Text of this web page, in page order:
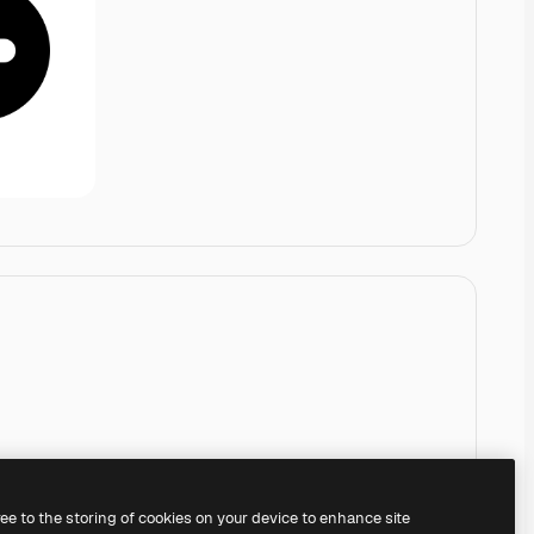
to the storing of cookies on your device to enhance site